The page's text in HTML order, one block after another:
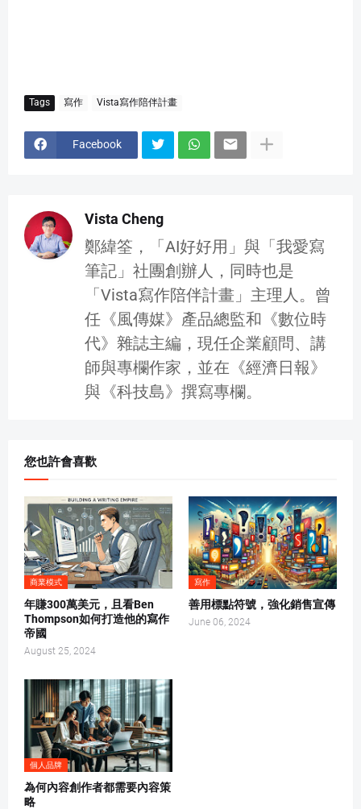
Tags 寫作 Vista寫作陪伴計畫
Facebook
Vista Cheng
鄭緯筌，「AI好好用」與「我愛寫
筆記」社團創辦人，同時也是
「Vista寫作陪伴計畫」主理人。曾
任《風傳媒》產品總監和《數位時
代》雜誌主編，現任企業顧問、講
師與專欄作家，並在《經濟日報》
與《科技島》撰寫專欄。
您也許會喜歡
商業模式
年賺300萬美元，且看Ben
Thompson如何打造他的寫作
帝國
August 25, 2024
寫作
善用標點符號，強化銷售宣傳
June 06, 2024
個人品牌
為何內容創作者都需要內容策
略